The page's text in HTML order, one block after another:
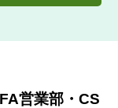
営業部・CS